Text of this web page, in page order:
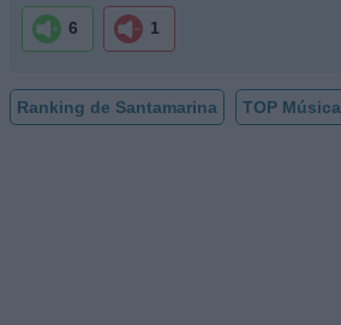
6 1
Ranking de Santamarina TOP Música